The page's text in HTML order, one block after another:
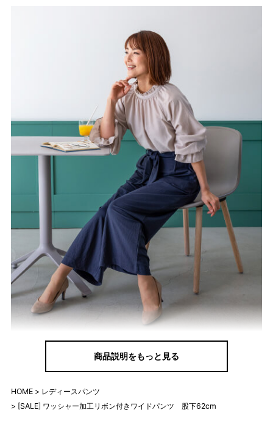
身体のラインを拾わないゆるっとしたシルエットで、リラクシー
にぴったり。
商品説明をもっと見る
HOME
レディースパンツ
[SALE] ワッシャー加工リボン付きワイドパンツ 股下62cm